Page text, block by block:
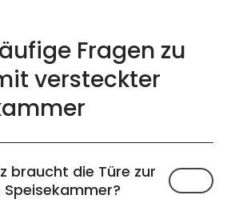
Fragen zu
versteckter
braucht die Türe zur